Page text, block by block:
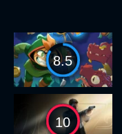
8.5
10